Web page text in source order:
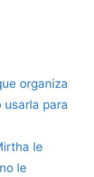
organiza
usarla para
le
le